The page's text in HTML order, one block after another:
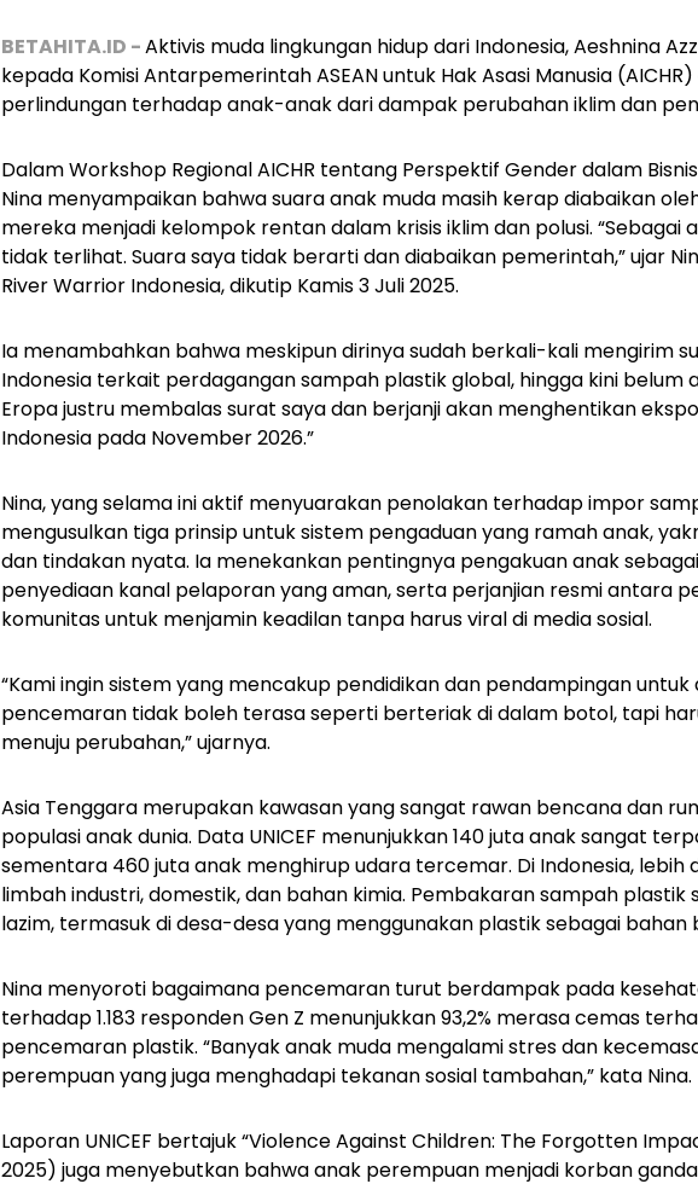
BETAHITA.ID -Aktivis muda lingkungan hidup dari Indonesia, Aeshnina
kepada Komisi Antarpemerintah ASEAN untuk Hak Asasi Manusia
perlindungan terhadap anak-anak dari dampak perubahan iklim dan
Dalam Workshop Regional AICHR tentang Perspektif Gender dalam
Nina menyampaikan bahwa suara anak muda masih kerap diabaikan
mereka menjadi kelompok rentan dalam krisis iklim dan polusi. “Sebagai
tidak terlihat. Suara saya tidak berarti dan diabaikan pemerintah,” ujar
River Warrior Indonesia, dikutip Kamis 3 Juli 2025.
Ia menambahkan bahwa meskipun dirinya sudah berkali-kali mengirim
Indonesia terkait perdagangan sampah plastik global, hingga kini belum
Eropa justru membalas surat saya dan berjanji akan menghentikan
Indonesia pada November 2026.”
Nina, yang selama ini aktif menyuarakan penolakan terhadap impor
mengusulkan tiga prinsip untuk sistem pengaduan yang ramah anak,
dan tindakan nyata. Ia menekankan pentingnya pengakuan anak
penyediaan kanal pelaporan yang aman, serta perjanjian resmi antara
komunitas untuk menjamin keadilan tanpa harus viral di media sosial.
“Kami ingin sistem yang mencakup pendidikan dan pendampingan
pencemaran tidak boleh terasa seperti berteriak di dalam botol, tapi
menuju perubahan,” ujarnya.
Asia Tenggara merupakan kawasan yang sangat rawan bencana dan
populasi anak dunia. Data UNICEF menunjukkan 140 juta anak sangat
sementara 460 juta anak menghirup udara tercemar. Di Indonesia, lebih
limbah industri, domestik, dan bahan kimia. Pembakaran sampah plastik
lazim, termasuk di desa-desa yang menggunakan plastik sebagai bahan
Nina menyoroti bagaimana pencemaran turut berdampak pada
terhadap 1.183 responden Gen Z menunjukkan 93,2% merasa cemas
pencemaran plastik. “Banyak anak muda mengalami stres dan
perempuan yang juga menghadapi tekanan sosial tambahan,” kata Nina.
Laporan UNICEF bertajuk“Violence Against Children: The Forgotten
2025) juga menyebutkan bahwa anak perempuan menjadi korban